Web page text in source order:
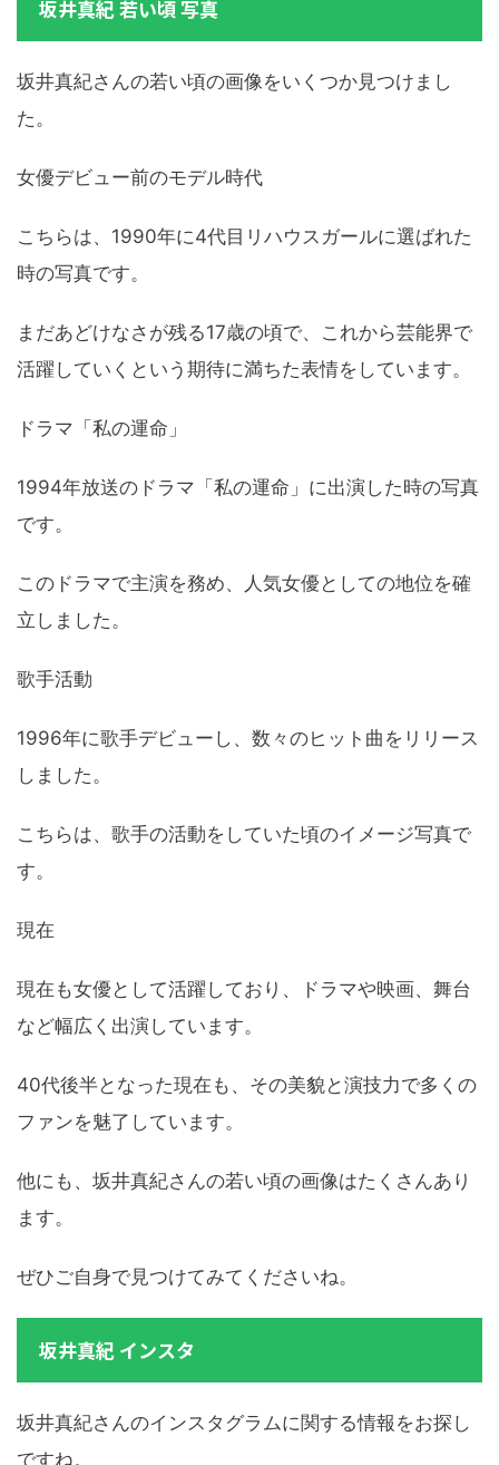
坂井真紀 若い頃 写真
坂井真紀さんの若い頃の画像をいくつか見つけまし
た。
女優デビュー前のモデル時代
こちらは、1990年に4代目リハウスガールに選ばれた
時の写真です。
まだあどけなさが残る17歳の頃で、これから芸能界で
活躍していくという期待に満ちた表情をしています。
ドラマ「私の運命」
1994年放送のドラマ「私の運命」に出演した時の写真
です。
このドラマで主演を務め、人気女優としての地位を確
立しました。
歌手活動
1996年に歌手デビューし、数々のヒット曲をリリース
しました。
こちらは、歌手の活動をしていた頃のイメージ写真で
す。
現在
現在も女優として活躍しており、ドラマや映画、舞台
など幅広く出演しています。
40代後半となった現在も、その美貌と演技力で多くの
ファンを魅了しています。
他にも、坂井真紀さんの若い頃の画像はたくさんあり
ます。
ぜひご自身で見つけてみてくださいね。
坂井真紀 インスタ
坂井真紀さんのインスタグラムに関する情報をお探し
ですね。